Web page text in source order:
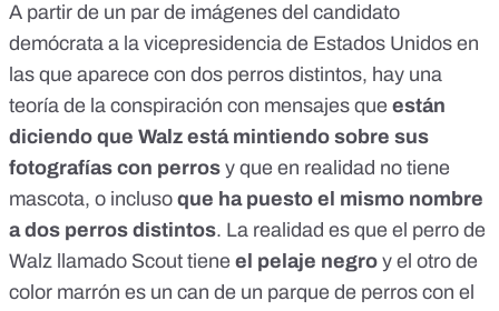
A partir de un par de imágenes del candidato
demócrata a la vicepresidencia de Estados Unidos en
las que aparece con dos perros distintos, hay una
teoría de la conspiración con mensajes que están
diciendo que Walz está mintiendo sobre sus
fotografías con perros y que en realidad no tiene
mascota, o incluso que ha puesto el mismo nombre
a dos perros distintos. La realidad es que el perro de
Walz llamado Scout tiene el pelaje negro y el otro de
color marrón es un can de un parque de perros con el